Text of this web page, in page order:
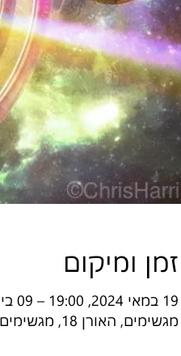
זמן ומיקום
19 במאי 2024, 19:00 – 09 ביוני 2024, 23:00
מגשימים, האורן 18, מגשימים, 56910, ישראל